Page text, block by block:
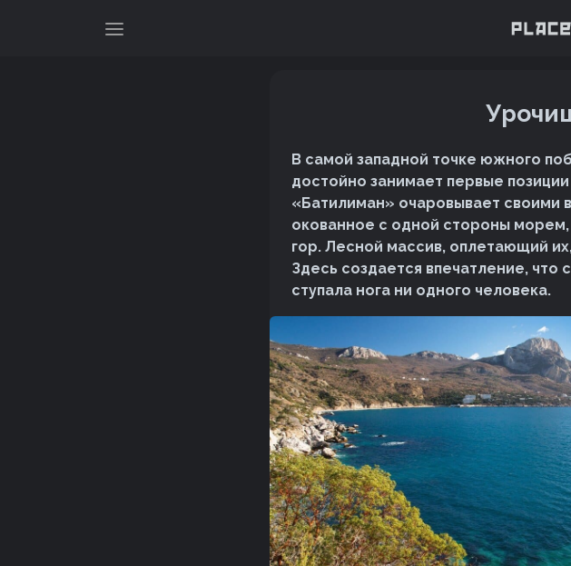
В самой западной точке южного
достойно занимает первые
«Батилиман» очаровывает своими
окованное с одной стороны морем,
гор. Лесной массив, оплетающий
Здесь создается впечатление,
ступала нога ни одного человека.